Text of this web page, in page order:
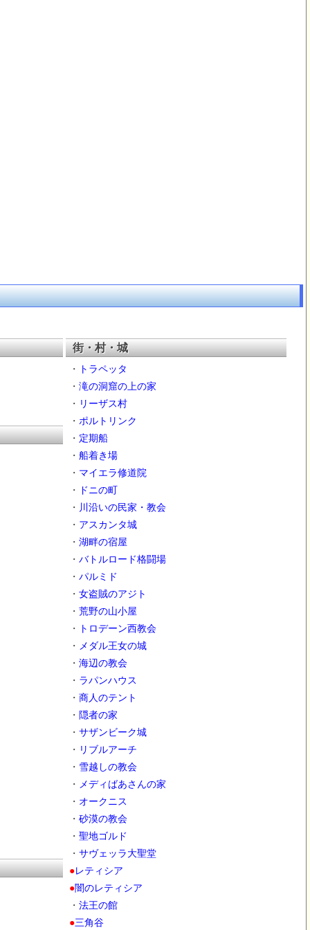
街・村・城
・
トラペッタ
・滝の洞窟の上の家
・ リーザス村
・ポルトリンク
・ 定期船
・船着き場
・ マイエラ修道院
・
ドニの町
・ 川沿いの民家・教会
・ アスカンタ城
・湖畔の宿屋
・バトルロード格闘場
・パルミド
・女盗賊のアジト
・荒野の山小屋
・
トロデーン西教会
・ メダル王女の城
・海辺の教会
・ ラパンハウス
・商人のテント
・ 隠者の家
・サザンビーク城
・ リブルアーチ
・ 雪越しの教会
・ メディばあさんの家
・ オークニス
・砂漠の教会
・聖地ゴルド
・サヴェッラ大聖堂
●レティシア
●闇のレティシア
・法王の館
●三角谷